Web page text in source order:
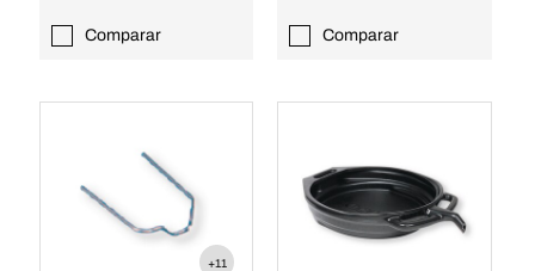
Comparar Comparar
+11